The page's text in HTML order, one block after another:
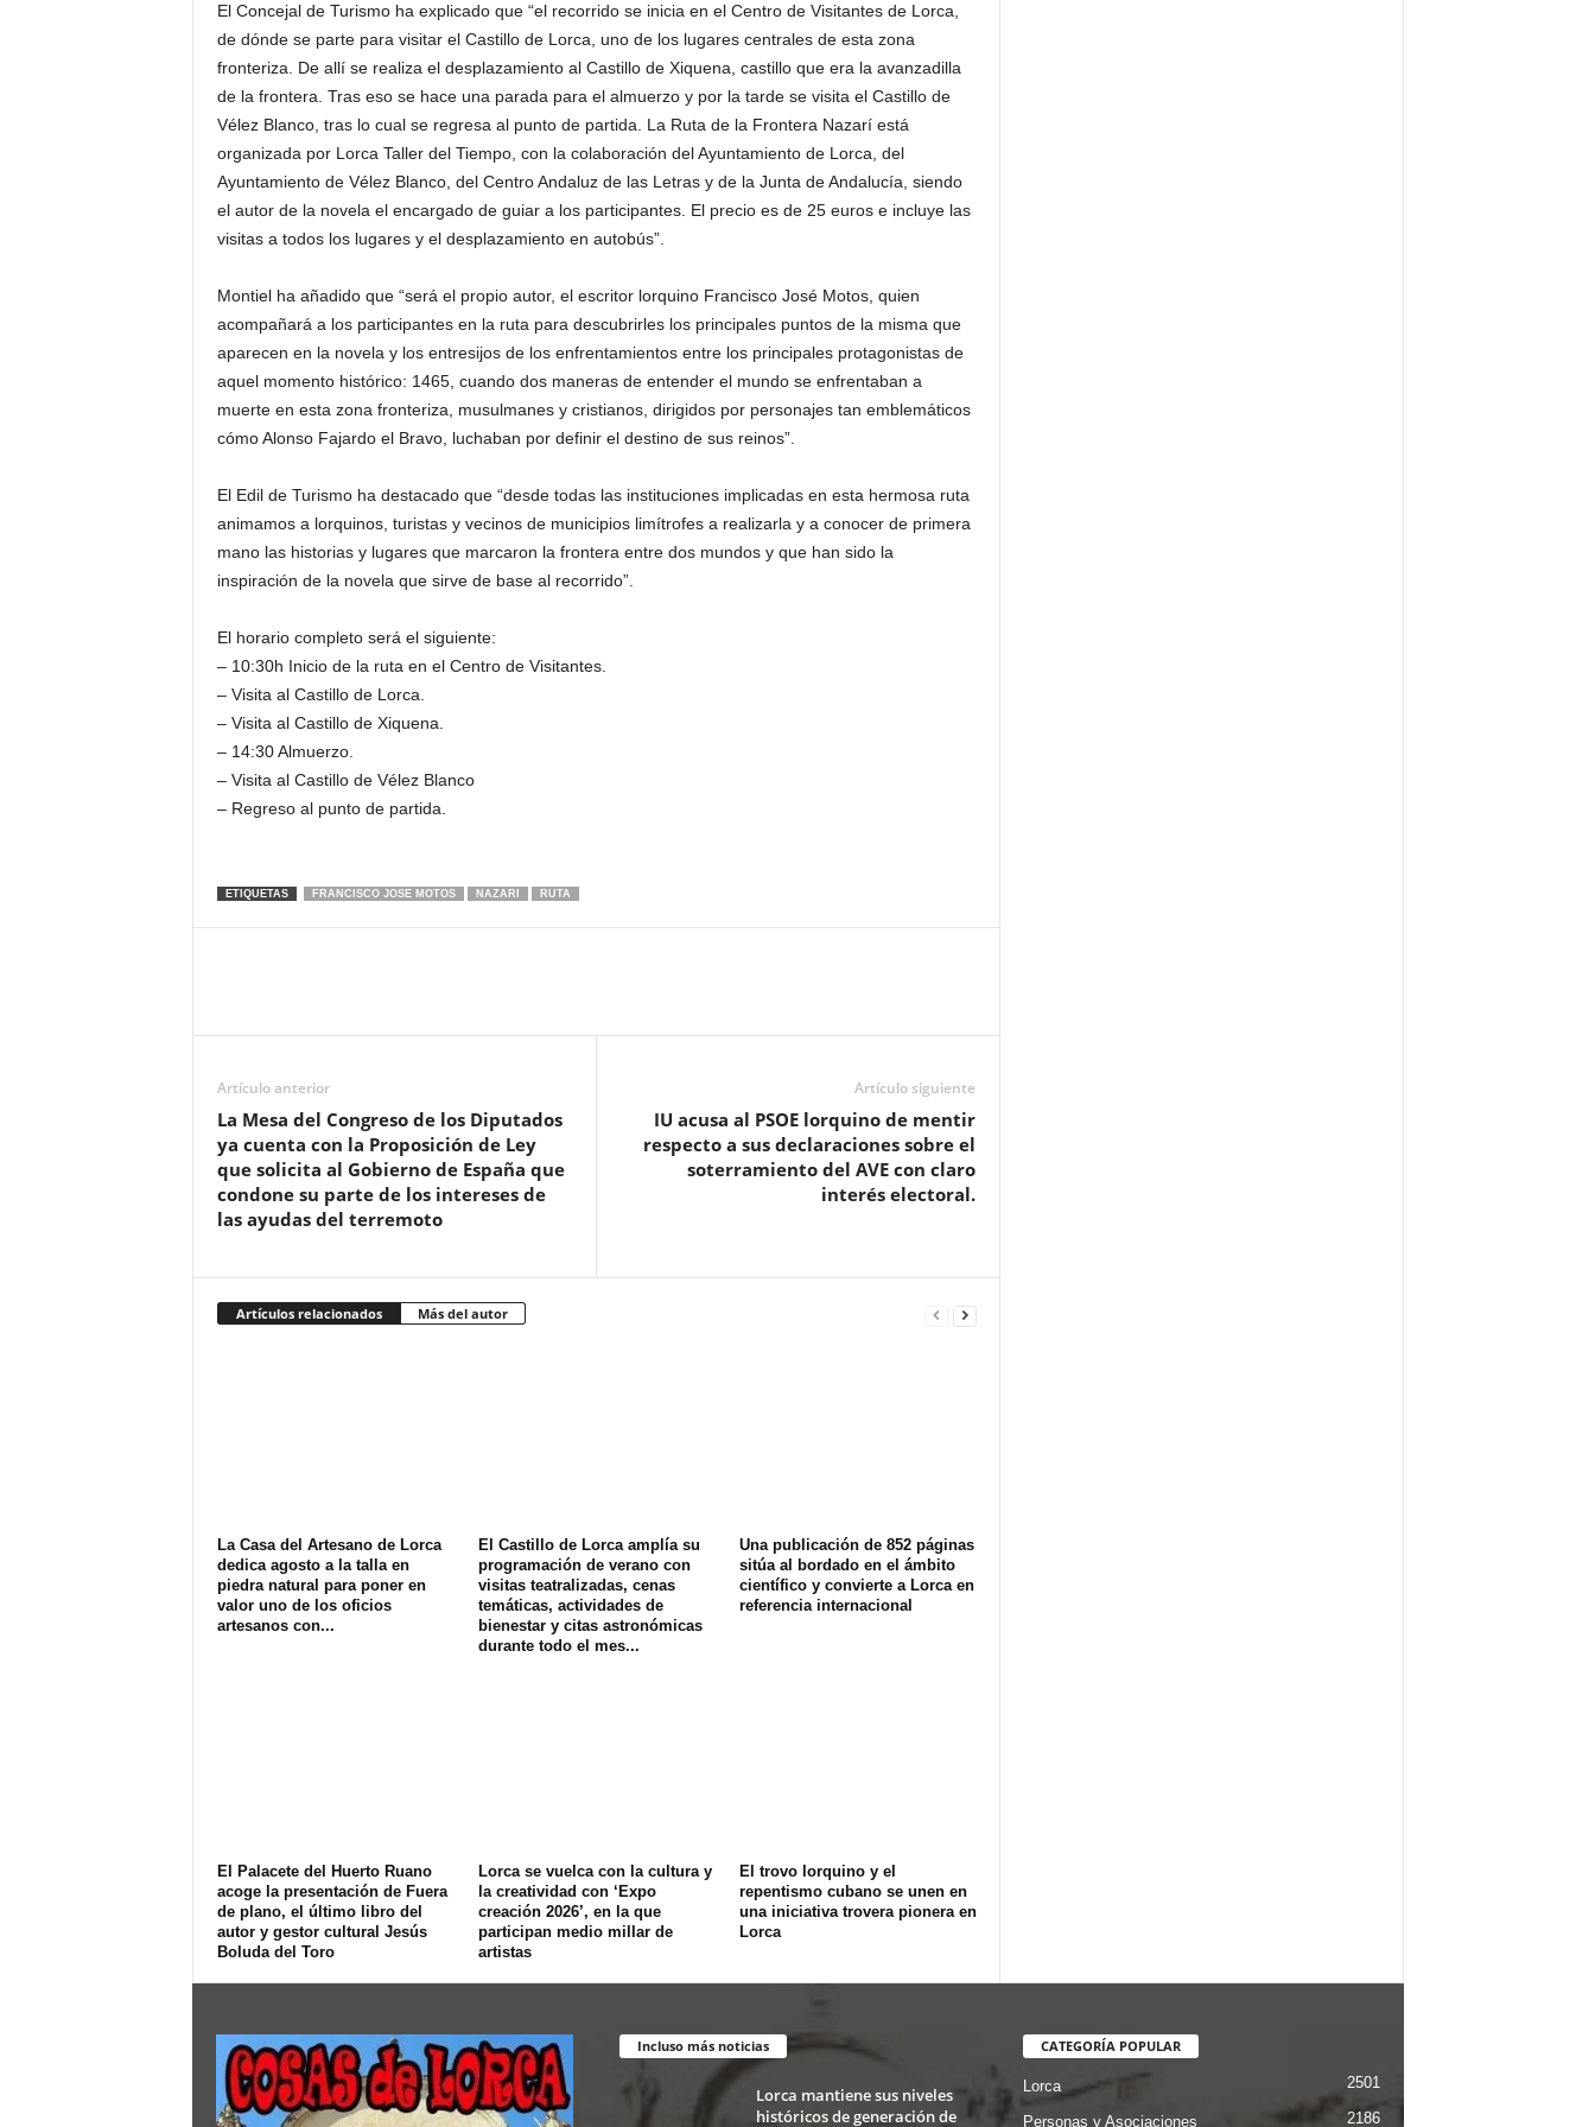
El Concejal de Turismo ha explicado que “el recorrido se inicia en el Centro de Visitantes de Lorca,
de dónde se parte para visitar el Castillo de Lorca, uno de los lugares centrales de esta zona
fronteriza. De allí se realiza el desplazamiento al Castillo de Xiquena, castillo que era la avanzadilla
de la frontera. Tras eso se hace una parada para el almuerzo y por la tarde se visita el Castillo de
Vélez Blanco, tras lo cual se regresa al punto de partida. La Ruta de la Frontera Nazarí está
organizada por Lorca Taller del Tiempo, con la colaboración del Ayuntamiento de Lorca, del
Ayuntamiento de Vélez Blanco, del Centro Andaluz de las Letras y de la Junta de Andalucía, siendo
el autor de la novela el encargado de guiar a los participantes. El precio es de 25 euros e incluye las
visitas a todos los lugares y el desplazamiento en autobús”.
Montiel ha añadido que “será el propio autor, el escritor lorquino Francisco José Motos, quien
acompañará a los participantes en la ruta para descubrirles los principales puntos de la misma que
aparecen en la novela y los entresijos de los enfrentamientos entre los principales protagonistas de
aquel momento histórico: 1465, cuando dos maneras de entender el mundo se enfrentaban a
muerte en esta zona fronteriza, musulmanes y cristianos, dirigidos por personajes tan emblemáticos
cómo Alonso Fajardo el Bravo, luchaban por definir el destino de sus reinos”.
El Edil de Turismo ha destacado que “desde todas las instituciones implicadas en esta hermosa ruta
animamos a lorquinos, turistas y vecinos de municipios limítrofes a realizarla y a conocer de primera
mano las historias y lugares que marcaron la frontera entre dos mundos y que han sido la
inspiración de la novela que sirve de base al recorrido”.
El horario completo será el siguiente:
– 10:30h Inicio de la ruta en el Centro de Visitantes.
– Visita al Castillo de Lorca.
– Visita al Castillo de Xiquena.
– 14:30 Almuerzo.
– Visita al Castillo de Vélez Blanco
– Regreso al punto de partida.
ETIQUETAS FRANCISCO JOSE MOTOS NAZARI RUTA
Artículo anterior
La Mesa del Congreso de los Diputados
ya cuenta con la Proposición de Ley
que solicita al Gobierno de España que
condone su parte de los intereses de
las ayudas del terremoto
Artículo siguiente
IU acusa al PSOE lorquino de mentir
respecto a sus declaraciones sobre el
soterramiento del AVE con claro
interés electoral.
Artículos relacionados Más del autor
La Casa del Artesano de Lorca
dedica agosto a la talla en
piedra natural para poner en
valor uno de los oficios
artesanos con...
El Castillo de Lorca amplía su
programación de verano con
visitas teatralizadas, cenas
temáticas, actividades de
bienestar y citas astronómicas
durante todo el mes...
Una publicación de 852 páginas
sitúa al bordado en el ámbito
científico y convierte a Lorca en
referencia internacional
El Palacete del Huerto Ruano
acoge la presentación de Fuera
de plano, el último libro del
autor y gestor cultural Jesús
Boluda del Toro
Lorca se vuelca con la cultura y
la creatividad con ‘Expo
creación 2026’, en la que
participan medio millar de
artistas
El trovo lorquino y el
repentismo cubano se unen en
una iniciativa trovera pionera en
Lorca
Incluso más noticias
Lorca mantiene sus niveles
históricos de generación de
CATEGORÍA POPULAR
Lorca 2501
Personas y Asociaciones 2186